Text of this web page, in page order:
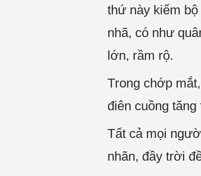
thứ này kiếm
nhã, có như
lớn, rầm rộ.
Trong chớp
điên cuồng
Tất cả mọi
nhãn, đầy trời